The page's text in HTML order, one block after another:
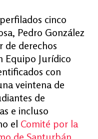
cinco
Pedro González
de derechos
Equipo Jurídico
con
veintena de
de
e incluso
el Comité por la